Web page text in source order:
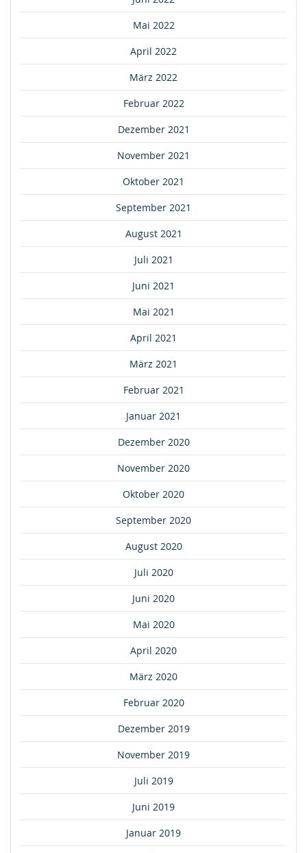
Mai 2022
April 2022
März 2022
Februar 2022
Dezember 2021
November 2021
Oktober 2021
September 2021
August 2021
Juli 2021
Juni 2021
Mai 2021
April 2021
März 2021
Februar 2021
Januar 2021
Dezember 2020
November 2020
Oktober 2020
September 2020
August 2020
Juli 2020
Juni 2020
Mai 2020
April 2020
März 2020
Februar 2020
Dezember 2019
November 2019
Juli 2019
Juni 2019
Januar 2019